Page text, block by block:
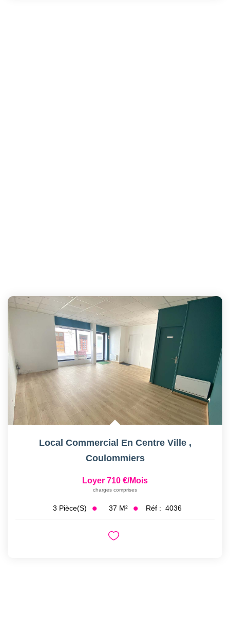
Local Commercial En Centre Ville ,
Coulommiers
Loyer 710 €/mois
charges comprises
3 Pièce(s) 37 M² Réf : 4036